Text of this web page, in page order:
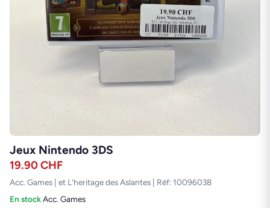
Jeux Nintendo 3DS
19.90CHF
Acc. Games | et L'heritage des Aslantes | Réf: 10096038
En stock·Acc. Games